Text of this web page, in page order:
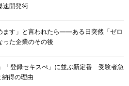
速開発術
ます」と言われたら――ある日突然「ゼロ
った企業のその後
「登録セキスぺ」に並ぶ新定番 受験者急
納得の理由